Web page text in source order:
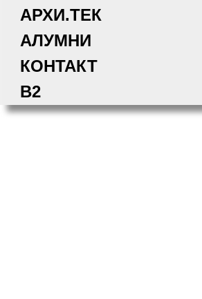
АРХИ.ТЕК
АЛУМНИ
КОНТАКТ
B2